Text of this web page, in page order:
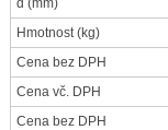
d (mm)
Hmotnost(kg)
Cena bez DPH
Cena vč. DPH
Cena bez DPH